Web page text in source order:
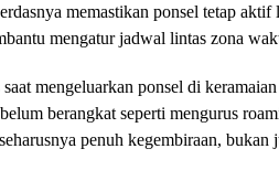
memastikan ponsel tetap
mengatur jadwal lintas zona
mengeluarkan ponsel di
berangkat seperti mengurus
penuh kegembiraan,